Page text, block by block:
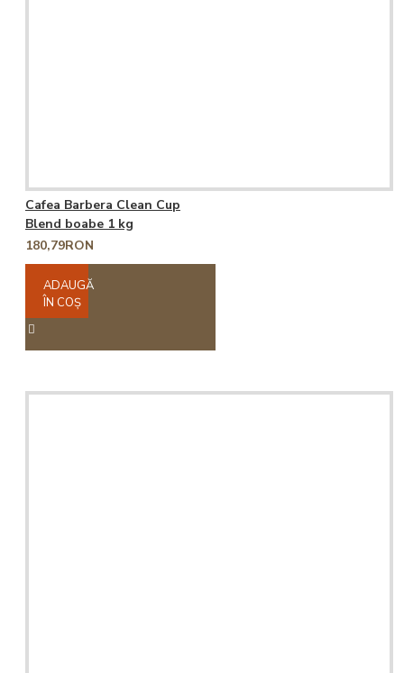
Cafea Barbera Clean Cup
Blend boabe 1 kg
180,79RON
ADAUGĂ
ÎN COŞ